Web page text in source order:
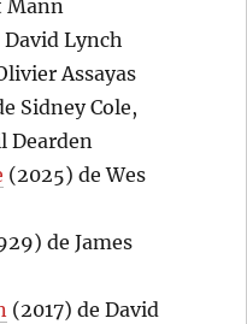
Mann
Lynch
Assayas
Sidney Cole,
Dearden
(2025) de Wes
de James
(2017) de David